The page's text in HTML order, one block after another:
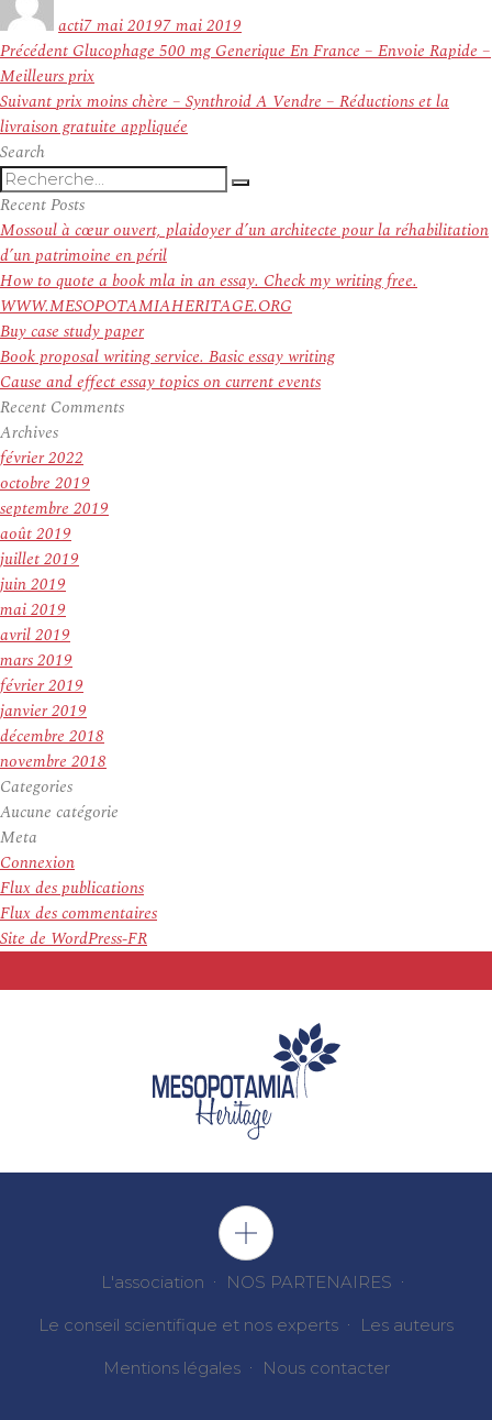
actile
7 mai 20197 mai 2019
Navigation
de
l’article
Précédent Article
précédent :
Glucophage 500 mg Generique En France – Envoie Rapide –
Meilleurs prix
SuivantArticle
suivant :
prix moins chère – Synthroid A Vendre – Réductions et la
livraison gratuite appliquée
Search
Recherche
pour
:
Recherche
Recent Posts
Mossoul à cœur ouvert, plaidoyer d’un architecte pour la réhabilitation
d’un patrimoine en péril
How to quote a book mla in an essay. Check my writing free.
WWW.MESOPOTAMIAHERITAGE.ORG
Buy case study paper
Book proposal writing service. Basic essay writing
Cause and effect essay topics on current events
Recent Comments
Archives
février 2022
octobre 2019
septembre 2019
août 2019
juillet 2019
juin 2019
mai 2019
avril 2019
mars 2019
février 2019
janvier 2019
décembre 2018
novembre 2018
Categories
Aucune catégorie
Meta
Connexion
Flux des publications
Flux des commentaires
Site de WordPress-FR
L'association NOS PARTENAIRES
Le conseil scientifique et nos experts Les auteurs
Mentions légales Nous contacter